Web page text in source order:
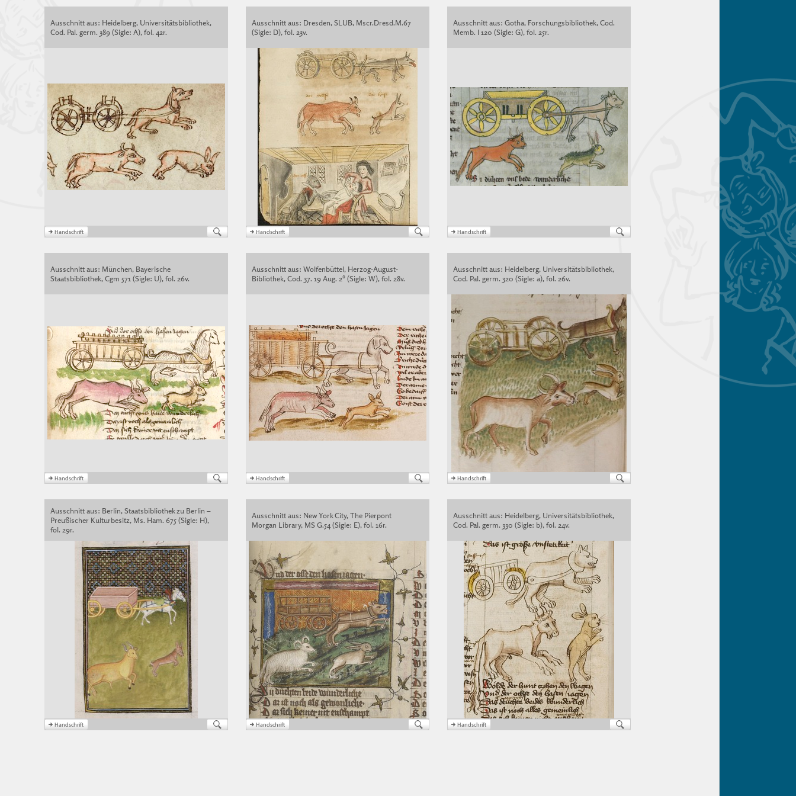
Ausschnitt aus: Heidelberg, Universitätsbibliothek,
Cod. Pal. germ. 389 (Sigle: A), fol. 42r.
Ausschnitt aus: Dresden, SLUB, Mscr.Dresd.M.67
(Sigle: D), fol. 23v.
Ausschnitt aus: Gotha, Forschungsbibliothek, Cod.
Memb. I 120 (Sigle: G), fol. 25r.
Ausschnitt aus: München, Bayerische
Staatsbibliothek, Cgm 571 (Sigle: U), fol. 26v.
Ausschnitt aus: Wolfenbüttel, Herzog-August-
Bibliothek, Cod. 37. 19 Aug. 2° (Sigle: W), fol. 28v.
Ausschnitt aus: Heidelberg, Universitätsbibliothek,
Cod. Pal. germ. 320 (Sigle: a), fol. 26v.
Ausschnitt aus: Berlin, Staatsbibliothek zu Berlin –
Preußischer Kulturbesitz, Ms. Ham. 675 (Sigle: H),
fol. 29r.
Ausschnitt aus: New York City, The Pierpont
Morgan Library, MS G.54 (Sigle: E), fol. 16r.
Ausschnitt aus: Heidelberg, Universitätsbibliothek,
Cod. Pal. germ. 330 (Sigle: b), fol. 24v.